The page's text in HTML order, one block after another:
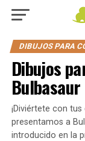
DIBUJOS PARA
Dibujos
Bulbasaur
¡Diviértete con
presentamos a
introducido en la